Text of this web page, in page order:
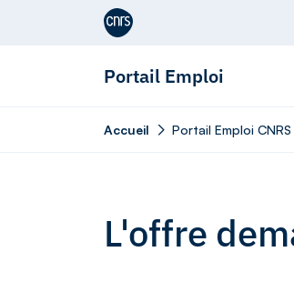
Aller au contenu
Portail Emploi
Accueil Portail Emploi
L'offre